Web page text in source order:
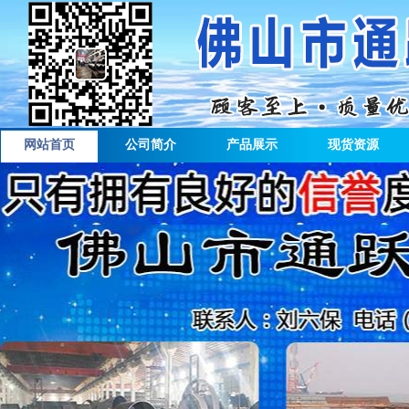
网站首页 公司简介 产品展示 现货资源